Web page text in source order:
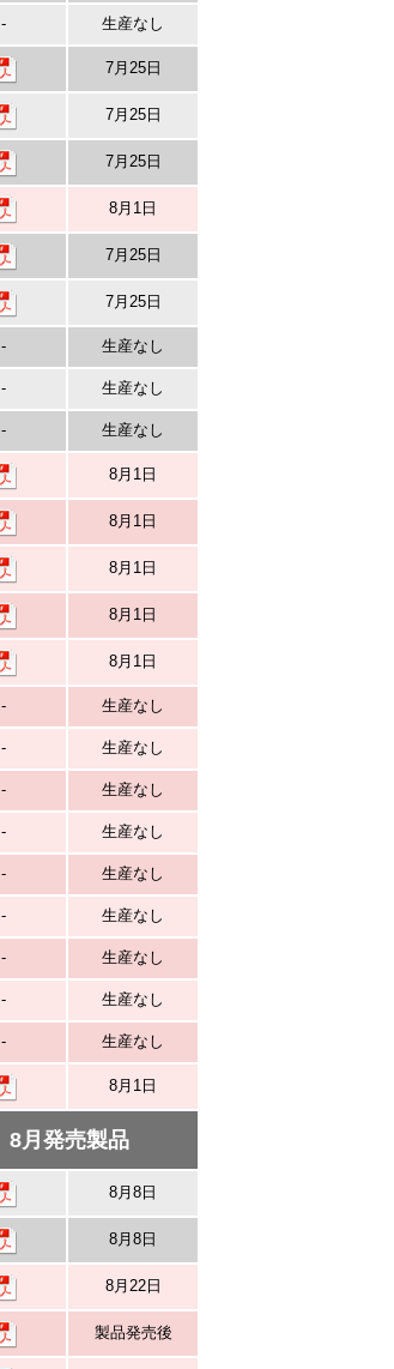
- 生産なし
7月25日
7月25日
7月25日
8月1日
7月25日
7月25日
- 生産なし
- 生産なし
- 生産なし
8月1日
8月1日
8月1日
8月1日
8月1日
- 生産なし
- 生産なし
- 生産なし
- 生産なし
- 生産なし
- 生産なし
- 生産なし
- 生産なし
- 生産なし
8月1日
8月発売製品
8月8日
8月8日
8月22日
製品発売後